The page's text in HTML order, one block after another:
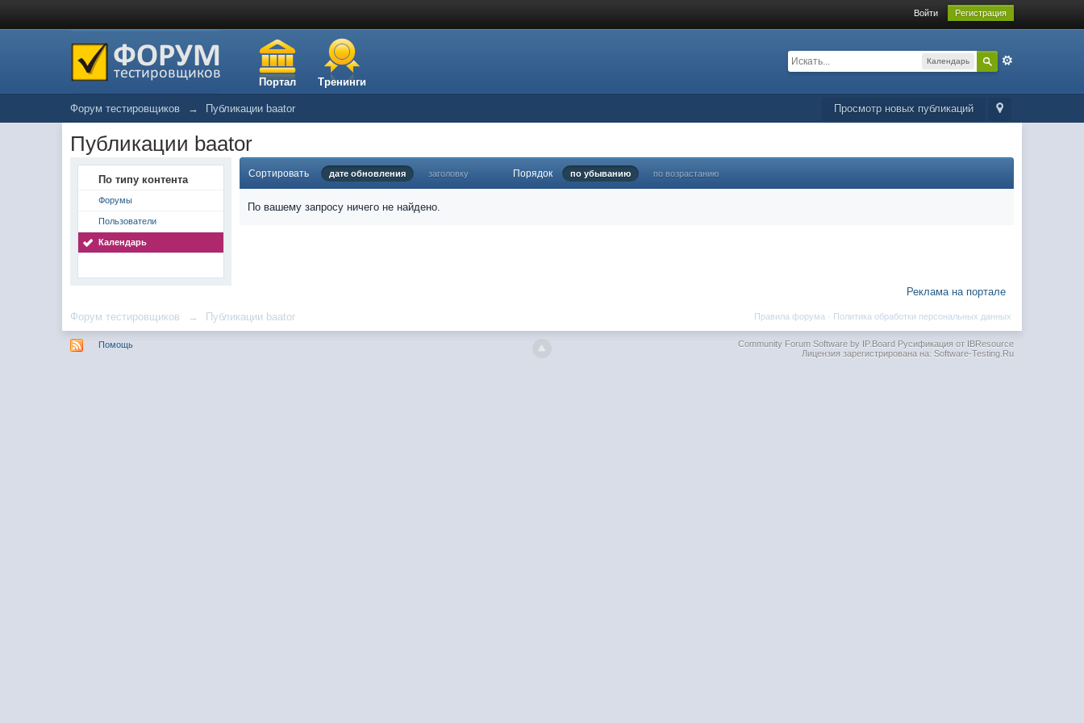
Войти Регистрация
Портал Тренинги
Календарь
Просмотр новых публикаций
Форум тестировщиков → Публикации baator
Публикации baator
По типу контента
Форумы
Пользователи
Календарь
Сортировать дате обновления заголовку Порядок по убыванию по возрастанию
По вашему запросу ничего не найдено.
Реклама на портале
Форум тестировщиков → Публикации baator Политика обработки персональных данных
Правила форума ·
Помощь Community Forum Software by IP.BoardРусификация от IBResource
Лицензия зарегистрирована на: Software-Testing.Ru